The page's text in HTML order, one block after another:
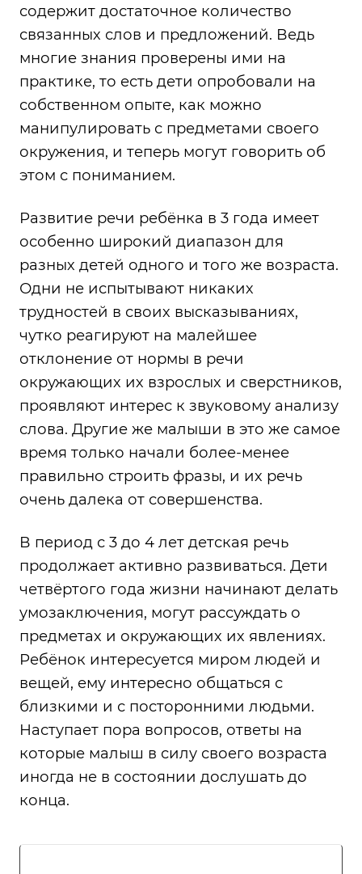
содержит достаточное количество
связанных слов и предложений. Ведь
многие знания проверены ими на
практике, то есть дети опробовали на
собственном опыте, как можно
манипулировать с предметами своего
окружения, и теперь могут говорить об
этом с пониманием.
Развитие речи ребёнка в 3 года имеет
особенно широкий диапазон для
разных детей одного и того же возраста.
Одни не испытывают никаких
трудностей в своих высказываниях,
чутко реагируют на малейшее
отклонение от нормы в речи
окружающих их взрослых и сверстников,
проявляют интерес к звуковому анализу
слова. Другие же малыши в это же самое
время только начали более-менее
правильно строить фразы, и их речь
очень далека от совершенства.
В период с 3 до 4 лет детская речь
продолжает активно развиваться. Дети
четвёртого года жизни начинают делать
умозаключения, могут рассуждать о
предметах и окружающих их явлениях.
Ребёнок интересуется миром людей и
вещей, ему интересно общаться с
близкими и с посторонними людьми.
Наступает пора вопросов, ответы на
которые малыш в силу своего возраста
иногда не в состоянии дослушать до
конца.